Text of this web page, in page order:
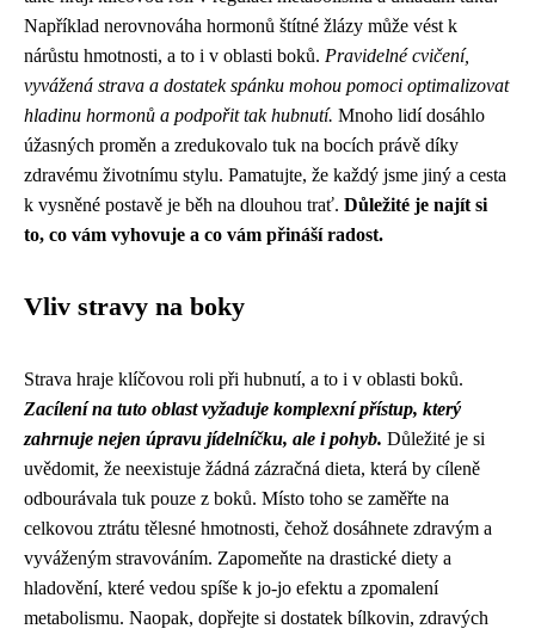
Například nerovnováha hormonů štítné žlázy může vést k
nárůstu hmotnosti, a to i v oblasti boků. Pravidelné cvičení,
vyvážená strava a dostatek spánku mohou pomoci optimalizovat
hladinu hormonů a podpořit tak hubnutí. Mnoho lidí dosáhlo
úžasných proměn a zredukovalo tuk na bocích právě díky
zdravému životnímu stylu. Pamatujte, že každý jsme jiný a cesta
k vysněné postavě je běh na dlouhou trať. Důležité je najít si
to, co vám vyhovuje a co vám přináší radost.
Vliv stravy na boky
Strava hraje klíčovou roli při hubnutí, a to i v oblasti boků.
Zacílení na tuto oblast vyžaduje komplexní přístup, který
zahrnuje nejen úpravu jídelníčku, ale i pohyb. Důležité je si
uvědomit, že neexistuje žádná zázračná dieta, která by cíleně
odbourávala tuk pouze z boků. Místo toho se zaměřte na
celkovou ztrátu tělesné hmotnosti, čehož dosáhnete zdravým a
vyváženým stravováním. Zapomeňte na drastické diety a
hladovění, které vedou spíše k jo-jo efektu a zpomalení
metabolismu. Naopak, dopřejte si dostatek bílkovin, zdravých